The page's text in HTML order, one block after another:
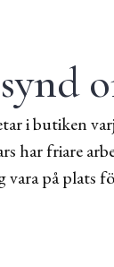
i butiken
har friare
vara på plats